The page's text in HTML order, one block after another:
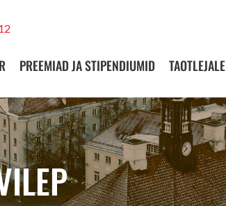
PREEMIAD JA STIPENDIUMID TAOTLEJALE